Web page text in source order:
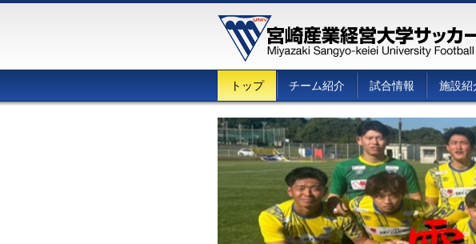
トップ チーム紹介 試合情報 施設紹